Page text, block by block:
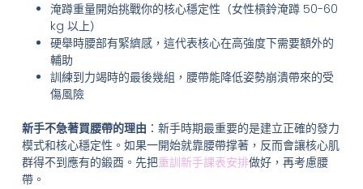
淹蹲重量開始挑戰你的核心穩定性（女性槓鈴淹蹲 50-60
kg 以上）
硬舉時腰部有緊纃感，這代表核心在高強度下需要額外的
輔助
訓練到力竭時的最後幾組，腰帶能降低姿勢崩潰帶來的受
傷風險
新手不急著買腰帶的理由 ：新手時期最重要的是建立正確的發力
模式和核心穩定性。如果一開始就靠腰帶撑著，反而會讓核心肌
群得不到應有的鍛酉。先把重訓新手課表安排做好，再考慮腰
帶。